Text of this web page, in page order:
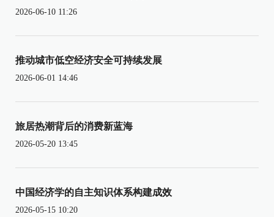
2026-06-10 11:26
推动城市低空经济安全可持续发展
2026-06-01 14:46
旅居热潮背后的消费新蓝海
2026-05-20 13:45
中国经济学的自主知识体系构建成效
2026-05-15 10:20